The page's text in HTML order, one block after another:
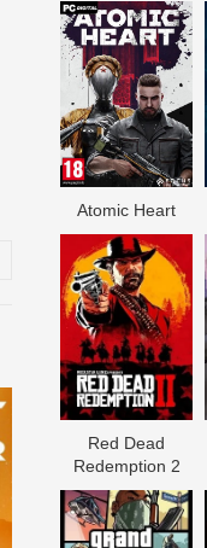
Atomic Heart
Red Dead
Redеmption 2